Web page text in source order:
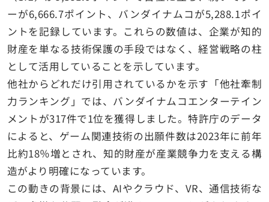
ーが6,666.7ポイント、バンダイナムコが5,288.1ポイ
ントを記録しています。これらの数値は、企業が知的
財産を単なる技術保護の手段ではなく、経営戦略の柱
として活用していることを示しています。
他社からどれだけ引用されているかを示す「他社牽制
力ランキング」では、バンダイナムコエンターテイン
メントが317件で1位を獲得しました。特許庁のデータ
によると、ゲーム関連技術の出願件数は2023年に前年
比約18％増とされ、知的財産が産業競争力を支える構
造がより明確になっています。
この動きの背景には、AIやクラウド、VR、通信技術な